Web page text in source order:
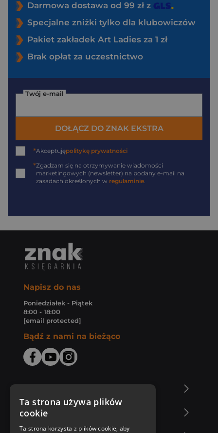
Darmowa dostawa od 99 zł z
Specjalne zniżki tylko dla klubowiczów
Pakiet zakładek Art Ladies za 1 zł
Brak opłat za uczestnictwo
Twój e-mail
DOŁĄCZ DO ZNAK EKSTRA
*Akceptujępolitykę prywatności
*Zgadzam się na otrzymywanie wiadomości
marketingowych (newsletter) na podany e-mail na
zasadach określonych w regulaminie.
Napisz do nas
Poniedziałek - Piątek
8:00 - 18:00
[email protected]
Bądź z nami na bieżąco
Zakupy u nas
Ta strona używa plików
cookie
Ta strona korzysta z plików cookie, aby